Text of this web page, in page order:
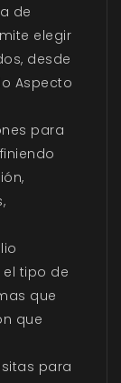
de
elegir
desde
Aspecto
para
tipo de
que
que
para